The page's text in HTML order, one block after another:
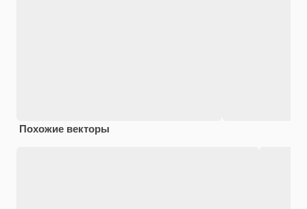
Похожие векторы